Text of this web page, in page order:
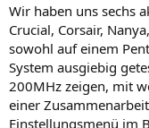
Wir haben uns sechs
Crucial, Corsair,
sowohl auf einem
System ausgiebig
200MHz zeigen, mit
einer
Einstellungsmenü im